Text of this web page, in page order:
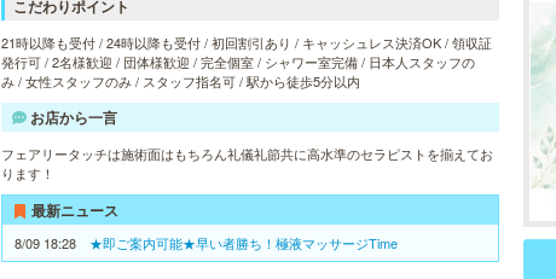
こだわりポイント
21時以降も受付 / 24時以降も受付 / 初回割引あり / キャッシュレス決済OK / 領収証
発行可 / 2名様歓迎 / 団体様歓迎 / 完全個室 / シャワー室完備 / 日本人スタッフの
み / 女性スタッフのみ / スタッフ指名可 / 駅から徒歩5分以内
お店から一言
フェアリータッチは施術面はもちろん礼儀礼節共に高水準のセラピストを揃えてお
ります！
最新ニュース
8/09 18:28 ★即ご案内可能★早い者勝ち！極液マッサージTime